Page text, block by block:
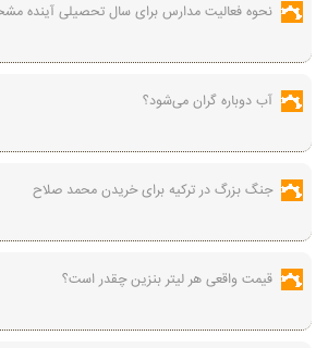
نحوه فعالیت مدارس برای سال تحصیلی آینده
آب دوباره گران می‌شود؟
جنگ بزرگ در ترکیه برای خریدن محمد صلاح
قیمت واقعی هر لیتر بنزین چقدر است؟